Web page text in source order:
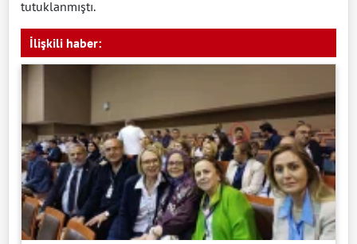
tutuklanmıştı.
İlişkili haber: